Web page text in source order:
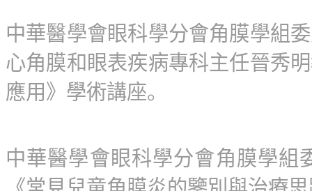
中華醫學會眼科學分會角膜學組
心角膜和眼表疾病專科主任晉秀
應用》學術講座。
中華醫學會眼科學分會角膜學組